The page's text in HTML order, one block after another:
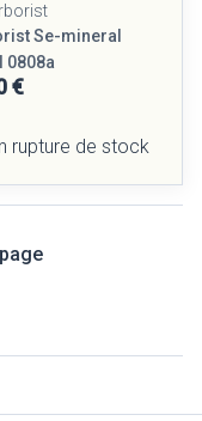
Se-mineral
0808a
€
rupture de stock
actuellement la page